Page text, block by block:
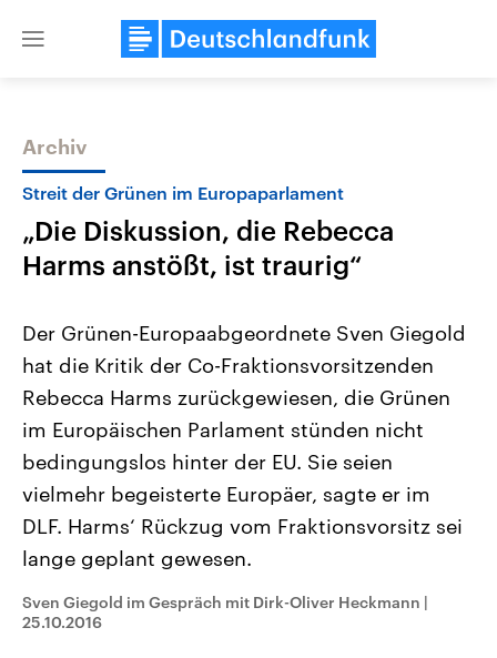
Close
Themen
Landtagswahl Sachsen-Anhalt
2026
Alle Informationen
Sachsen-Anhalt wählt am 6.
September 2026 einen neuen
Landtag. Seit 2021 wird das
Bundesland von einer Koalition aus
CDU, SPD und FDP regiert.-
Umfragen, Prognosen,
Wahlprogramme, aktuelle Berichte
und Hintergründe zu den Parteien
Wahl.
Aktuelle Beiträge,
Hintergründe
Wirtschaftlich und
gehören die Vereinigten
den mächtigsten Ländern
mit großem Einfluss auf
aktuelle Weltgeschehen.
Sendungen Programm
Audio-Archiv
Archiv
Streit der Grünen im Europaparlament
„Die Diskussion, die Rebecca
Harms anstößt, ist traurig“
Der Grünen-Europaabgeordnete Sven Giegold
hat die Kritik der Co-Fraktionsvorsitzenden
Rebecca Harms zurückgewiesen, die Grünen
im Europäischen Parlament stünden nicht
bedingungslos hinter der EU. Sie seien
vielmehr begeisterte Europäer, sagte er im
DLF. Harms‘ Rückzug vom Fraktionsvorsitz sei
lange geplant gewesen.
Sven Giegold im Gespräch mit Dirk-Oliver Heckmann |
25.10.2016